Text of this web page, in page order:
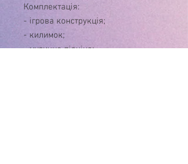
Комплектація:
- ігрова конструкція;
- килимок;
- музичне піаніно;